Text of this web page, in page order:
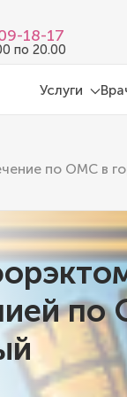
18-17
по 20.00
Услуги
по ОМС в